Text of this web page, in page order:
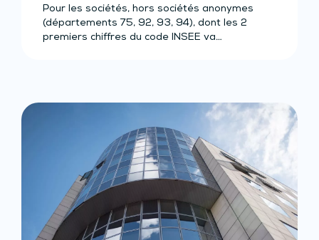
Pour les sociétés, hors sociétés anonymes
(départements 75, 92, 93, 94), dont les 2
premiers chiffres du code INSEE va…